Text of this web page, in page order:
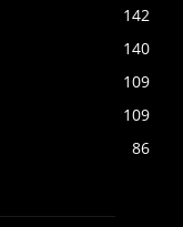
142
140
109
109
86